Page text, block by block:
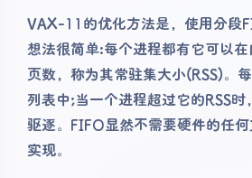
VAX-11的优化方法是，使用分段
想法很简单:每个进程都有它可以
页数，称为其常驻集大小(RSS)。
列表中;当一个进程超过它的RSS
驱逐。FIFO显然不需要硬件的任
实现。